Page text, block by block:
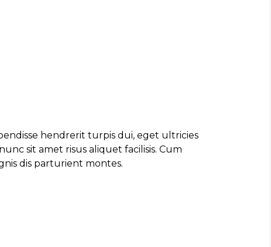
hendrerit turpis dui, eget ultricies
sit amet risus aliquet facilisis. Cum
dis parturient montes.